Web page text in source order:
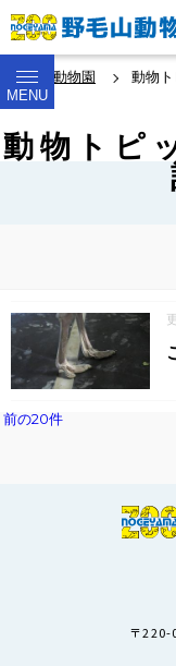
MENU
野毛山動物園 動物
動物トピ
前の20件
〒